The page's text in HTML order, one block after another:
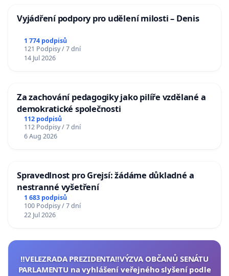
Vyjádření podpory pro udělení milosti – Denis
1 774 podpisů
121 Podpisy / 7 dní
14 Jul 2026
Za zachování pedagogiky jako pilíře vzdělané a
demokratické společnosti
112 podpisů
112 Podpisy / 7 dní
6 Aug 2026
Spravedlnost pro Grejsí: žádáme důkladné a
nestranné vyšetření
1 683 podpisů
100 Podpisy / 7 dní
22 Jul 2026
‼️VELEZRADA PREZIDENTA‼️VÝZVA OBČANŮ SENÁTU
PARLAMENTU na vyhlášení veřejného slyšení podle